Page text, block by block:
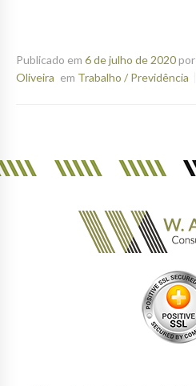
Publicado em 6 de julho de 2020por
Oliveira em Trabalho / Previdência